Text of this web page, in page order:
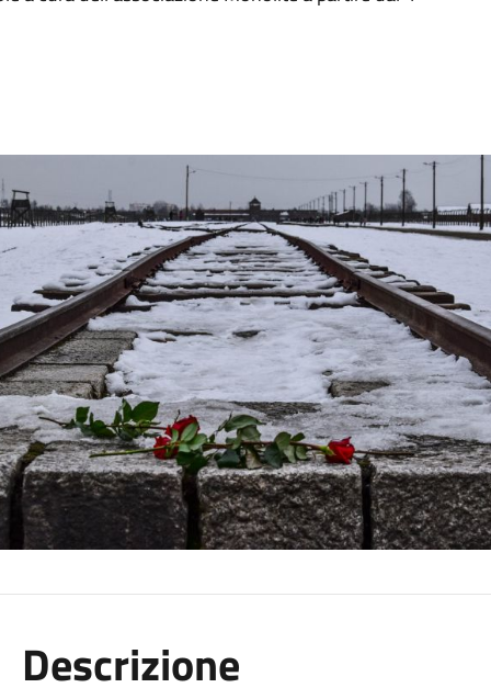
Descrizione